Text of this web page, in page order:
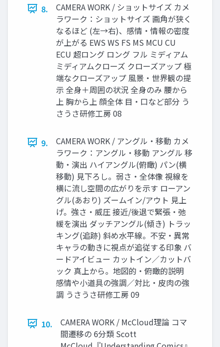
8.
CAMERA WORK / ショットサイズ カメ
ラワーク：ショットサイズ 画角が狭く
なるほど (左→右)、感情・情報の密度
が上がる EWS WS FS MS MCU CU
ECU 超ロング ロング フル ミディアム
ミディアムクローズ クローズアップ 極
端なクローズアップ 風景・世界観の提
示 全身＋周囲の状況 全身のみ 腰から
上 胸から上 顔全体 目・口など部分 う
さうさ研修工房 08
9.
CAMERA WORK / アングル・移動 カメ
ラワーク：アングル・移動 アングル 移
動・演出 ハイアングル(俯瞰) パン(横
移動) 見下ろし。弱さ・全体像 視線を
横に流し空間の広がりを示す ローアン
グル(あおり) ズームイン/アウト 見上
げ。強さ・威圧 接近/後退で緊張・弛
緩を演出 ダッチアングル(傾き) トラッ
キング(追跡) 斜め水平線。不安・異常
キャラの動きに視点が追従する印象 バ
ードアイビュー カットイン／カットバ
ック 真上から。地図的・俯瞰的説明
感情や小道具の強調／対比・皮肉の強
調 うさうさ研修工房 09
10.
CAMERA WORK / McCloud理論 コマ
間遷移の 6分類 Scott